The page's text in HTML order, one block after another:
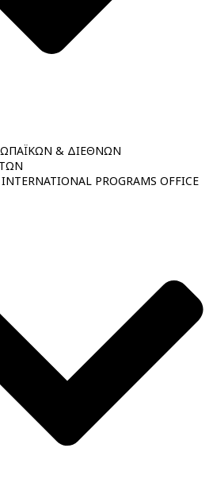
& ΔΙΕΘΝΩΝ
PROGRAMS OFFICE